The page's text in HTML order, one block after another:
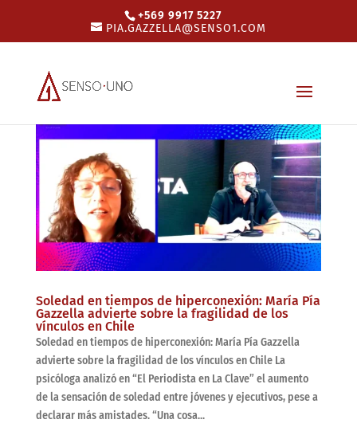
+569 9917 5227
PIA.GAZZELLA@SENSO1.COM
Soledad en tiempos de hiperconexión: María Pía
Gazzella advierte sobre la fragilidad de los
vínculos en Chile
Soledad en tiempos de hiperconexión: María Pía Gazzella
advierte sobre la fragilidad de los vínculos en Chile La
psicóloga analizó en “El Periodista en La Clave” el aumento
de la sensación de soledad entre jóvenes y ejecutivos, pese a
declarar más amistades. “Una cosa...